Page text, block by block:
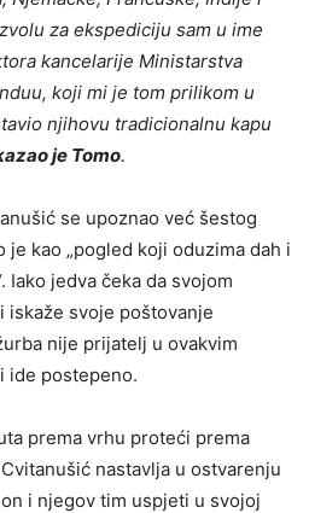
za ekspediciju sam u ime
kancelarije Ministarstva
koji mi je tom prilikom u
njihovu tradicionalnu kapu
je Tomo.
se upoznao već šestog
je kao „pogled koji oduzima dah i
Iako jedva čeka da svojom
iskaže svoje poštovanje
nije prijatelj u ovakvim
ide postepeno.
prema vrhu proteći prema
nastavlja u ostvarenju
i njegov tim uspjeti u svojoj